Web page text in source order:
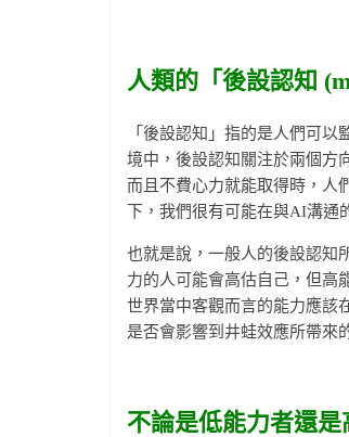
人類的「後設認知
「後設認知」指的是人們可
境中，後設認知關注於兩個方
而且不費心力就能取得時，人
下，我們很有可能在與AI溝
也就是說，一般人的後設認知
力的人可能會高估自己，但高
世界當中客觀而言的能力應該
是否會影響到井蛙效應所帶來
不論是低能力者還